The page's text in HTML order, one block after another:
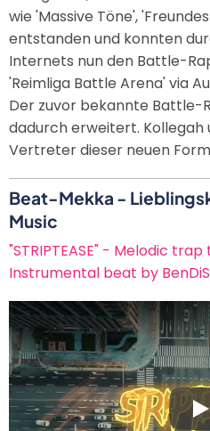
wie 'Massive Töne',
entstanden und konnten
Internets nun den Battle-
'Reimliga Battle Arena' via
Der zuvor bekannte Battle-
dadurch erweitert. Kollegah
Vertreter dieser neuen
Beat-Mekka -
Music
"STRIPTEASE" - Melodic
Instrumental beat by